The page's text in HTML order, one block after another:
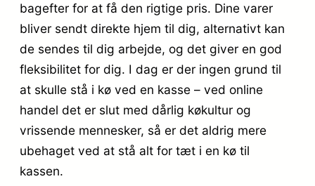
bagefter for at få den rigtige pris. Dine varer
bliver sendt direkte hjem til dig, alternativt kan
de sendes til dig arbejde, og det giver en god
fleksibilitet for dig. I dag er der ingen grund til
at skulle stå i kø ved en kasse – ved online
handel det er slut med dårlig køkultur og
vrissende mennesker, så er det aldrig mere
ubehaget ved at stå alt for tæt i en kø til
kassen.